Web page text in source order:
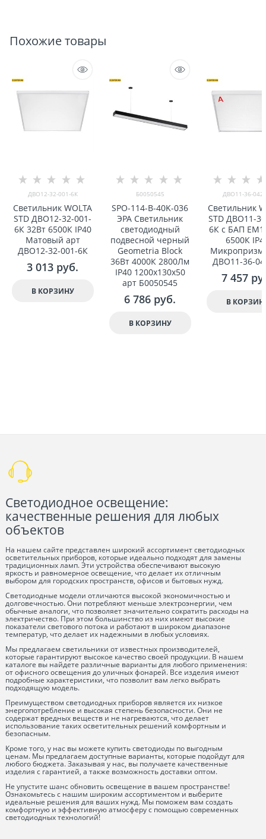
Похожие товары
ДВО12-32-001-6К
Светильник WOLTA
STD ДВО12-32-001-
6К 32Вт 6500К IP40
Матовый арт
ДВО12-32-001-6К
3 013 руб.
В КОРЗИНУ
Б0050545
SPO-114-B-40K-036
ЭРА Светильник
светодиодный
подвесной черный
Geometria Block
36Вт 4000К 2800Лм
IP40 1200x130x50
арт Б0050545
6 786 руб.
В КОРЗИНУ
ДВО11-36-
Светильник
STD ДВО11-
6К с БАП EM1
6500К
ДВО11-36-
7 457
В
Светодиодное освещение:
качественные решения для любых
объектов
На нашем сайте представлен широкий ассортимент светодиодных
осветительных приборов, которые идеально подходят для замены
традиционных ламп. Эти устройства обеспечивают высокую
яркость и равномерное освещение, что делает их отличным
выбором для городских пространств, офисов и бытовых нужд.
Светодиодные модели отличаются высокой экономичностью и
долговечностью. Они потребляют меньше электроэнергии, чем
обычные аналоги, что позволяет значительно сократить расходы на
электричество. При этом большинство из них имеют высокие
показатели светового потока и работают в широком диапазоне
температур, что делает их надежными в любых условиях.
Мы предлагаем светильники от известных производителей,
которые гарантируют высокое качество своей продукции. В нашем
каталоге вы найдете различные варианты для любого применения:
от офисного освещения до уличных фонарей. Все изделия имеют
подробные характеристики, что позволит вам легко выбрать
подходящую модель.
Преимуществом светодиодных приборов является их низкое
энергопотребление и высокая степень безопасности. Они не
содержат вредных веществ и не нагреваются, что делает
использование таких осветительных решений комфортным и
безопасным.
Кроме того, у нас вы можете купить светодиоды по выгодным
ценам. Мы предлагаем доступные варианты, которые подойдут для
любого бюджета. Заказывая у нас, вы получаете качественные
изделия с гарантией, а также возможность доставки оптом.
Не упустите шанс обновить освещение в вашем пространстве!
Ознакомьтесь с нашим широким ассортиментом и выберите
идеальные решения для ваших нужд. Мы поможем вам создать
комфортную и эффективную атмосферу с помощью современных
светодиодных технологий!